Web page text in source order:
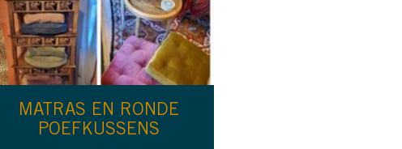
MATRAS EN RONDE
POEFKUSSENS